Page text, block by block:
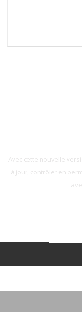
Avec cette nouvelle
à jour, contrôler en